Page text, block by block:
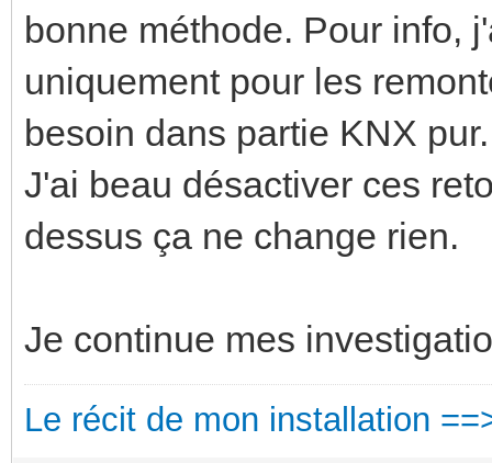
bonne méthode. Pour info,
uniquement pour les
besoin dans partie KNX pur.
J'ai beau désactiver ces
dessus ça ne change rien.
Je continue mes
Le récit de mon installation